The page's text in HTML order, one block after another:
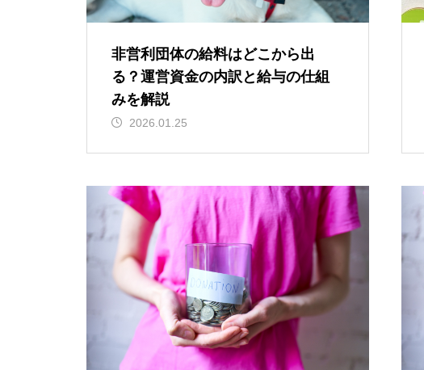
非営利団体の給料はどこから出
る？運営資金の内訳と給与の仕組
みを解説
2026.01.25